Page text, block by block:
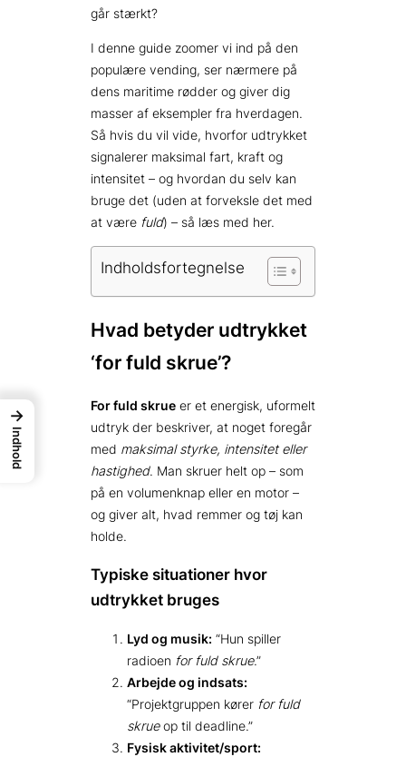
går stærkt?
I denne guide zoomer vi ind på den
populære vending, ser nærmere på
dens maritime rødder og giver dig
masser af eksempler fra hverdagen.
Så hvis du vil vide, hvorfor udtrykket
signalerer maksimal fart, kraft og
intensitet – og hvordan du selv kan
bruge det (uden at forveksle det med
at være fuld) – så læs med her.
Indholdsfortegnelse
Hvad betyder udtrykket
‘for fuld skrue’?
For fuld skrue er et energisk, uformelt
udtryk der beskriver, at noget foregår
med maksimal styrke, intensitet eller
hastighed. Man skruer helt op – som
på en volumenknap eller en motor –
og giver alt, hvad remmer og tøj kan
holde.
Typiske situationer hvor
udtrykket bruges
Lyd og musik: “Hun spiller
radioen for fuld skrue.”
Arbejde og indsats:
“Projektgruppen kører for fuld
skrueop til deadline.”
Fysisk aktivitet/sport:
→
Indhold